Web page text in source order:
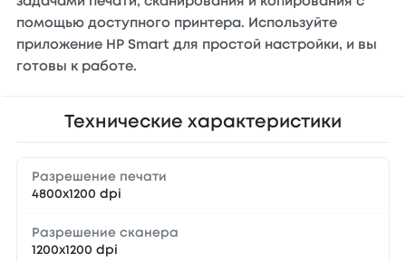
помощью доступного принтера. Используйте
приложение HP Smart для простой настройки, и вы
готовы к работе.
Технические характеристики
Разрешение печати
4800x1200 dpi
Разрешение сканера
1200x1200 dpi